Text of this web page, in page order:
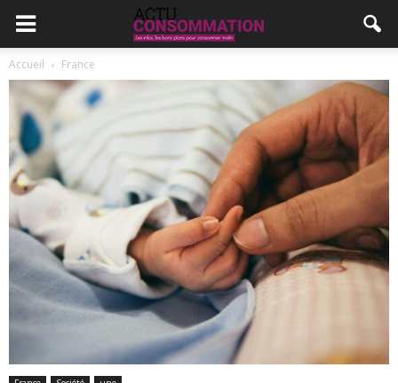
Accueil France